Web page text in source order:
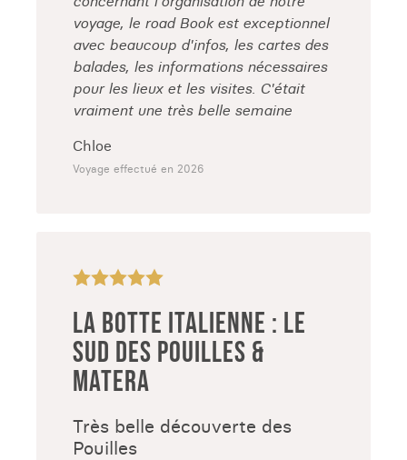
voyage, le road Book est exceptionnel
avec beaucoup d'infos, les cartes des
balades, les informations nécessaires
pour les lieux et les visites. C'était
vraiment une très belle semaine
Chloe
Voyage effectué en 2026
LA BOTTE ITALIENNE : LE
SUD DES POUILLES &
MATERA
Très belle découverte des
Pouilles